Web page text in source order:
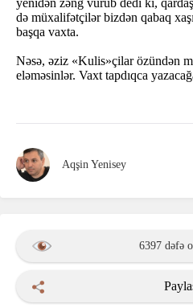
yenidən zəng vurub dedi ki,
də müxalifətçilər bizdən qabaq
başqa vaxta.
Nəsə, əziz «Kulis»çilar özündən
eləməsinlər. Vaxt tapdıqca
Aqşin Yenisey
6397 dəfə